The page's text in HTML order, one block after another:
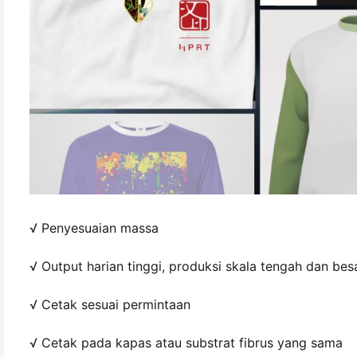
√ Penyesuaian massa
√ Output harian tinggi, produksi skala tengah dan
√ Cetak sesuai permintaan
√ Cetak pada kapas atau substrat fibrus yang sama